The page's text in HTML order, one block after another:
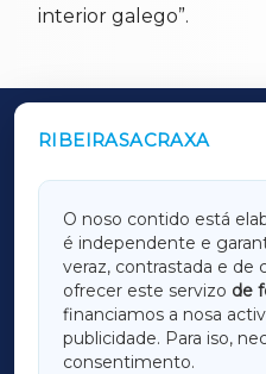
interior galego”.
RIBEIRASACRAXA
O noso contido está
é independente e
veraz, contrastada e de
ofrecer este servizo de
financiamos a nosa
publicidade. Para iso,
consentimento.
OUTROS